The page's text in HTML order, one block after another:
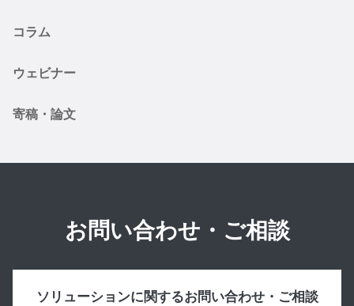
コラム
ウェビナー
寄稿・論文
お問い合わせ・ご相談
ソリューションに関するお問い合わせ・ご相談